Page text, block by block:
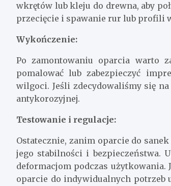
wkrętów lub kleju do drewna, aby
przecięcie i spawanie rur lub profili
Wykończenie:
Po zamontowaniu oparcia warto
pomalować lub zabezpieczyć
wilgoci. Jeśli zdecydowaliśmy się
antykorozyjnej.
Testowanie i regulacje:
Ostatecznie, zanim oparcie do
jego stabilności i bezpieczeństwa.
deformacjom podczas użytkowania.
oparcie do indywidualnych potrzeb